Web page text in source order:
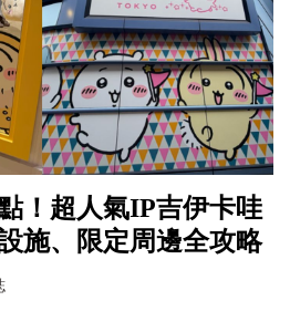
！超人氣IP吉伊卡哇
施、限定周邊全攻略